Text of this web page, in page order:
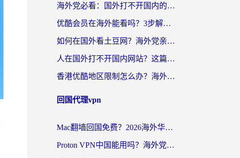
海外党必看：国外打不开国内的app怎么办？3步解决你的乡愁
优酷会员在海外能看吗？3步解决海外追剧难题，附实测好用加速器推荐
如何在国外看土豆网？海外党亲测有效的追剧加速器选择指南
人在国外打不开国内网站？这篇攻略帮你无缝解锁国内资源（附交管12123使用技巧）
香港优酷地区限制怎么办？海外党亲测有效的追剧解决方案
回国代理vpn
Mac翻墙回国免费？2026海外华人亲测：从CCTV5直播到国内APP，这样选加速器才靠谱
Proton VPN中国能用吗？海外党选回国加速器的避坑指南（附番茄加速器实测）